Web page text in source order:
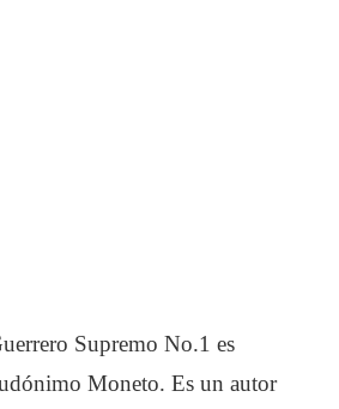
Supremo No.1 es
Moneto. Es un autor